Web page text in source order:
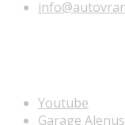
Youtube
Garage Alenus